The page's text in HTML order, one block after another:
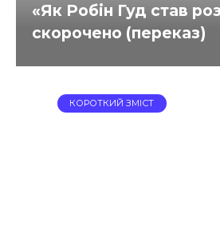
«Як Робін Гуд став
скорочено (переказ)
КОРОТКИЙ ЗМІСТ